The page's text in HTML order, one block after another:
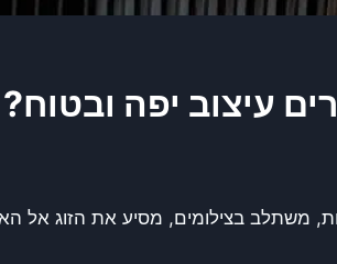
עיצוב יפה ובטוח?
בצילומים, מסיע את הזוג אל